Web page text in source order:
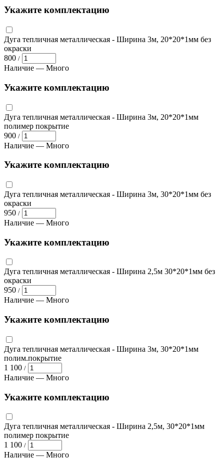
Укажите комплектацию
Дуга тепличная металлическая - Ширина 3м, 20*20*1мм без
окраски
800 /
Наличие — Много
Укажите комплектацию
Дуга тепличная металлическая - Ширина 3м, 20*20*1мм
полимер покрытие
900 /
Наличие — Много
Укажите комплектацию
Дуга тепличная металлическая - Ширина 3м, 30*20*1мм без
окраски
950 /
Наличие — Много
Укажите комплектацию
Дуга тепличная металлическая - Ширина 2,5м 30*20*1мм без
окраски
950 /
Наличие — Много
Укажите комплектацию
Дуга тепличная металлическая - Ширина 3м, 30*20*1мм
полим.покрытие
1 100 /
Наличие — Много
Укажите комплектацию
Дуга тепличная металлическая - Ширина 2,5м, 30*20*1мм
полимер покрытие
1 100 /
Наличие — Много